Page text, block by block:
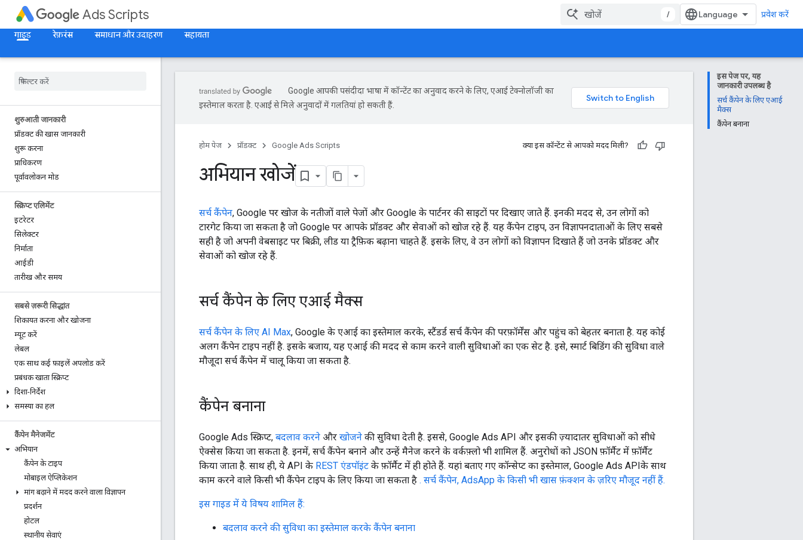
Ads Scripts / प्रवेश करें
गाइड रेफ़रंस समाधान और उदाहरण सहायता
शुरुआती जानकारी
प्रॉडक्ट की खास जानकारी
शुरू करना
प्राधिकरण
पूर्वावलोकन मोड
स्क्रिप्ट एलिमेंट
इटरेटर
सिलेक्टर
निर्माता
आईडी
तारीख और समय
सबसे ज़रूरी सिद्धांत
शिकायत करना और खोजना
म्यूट करें
लेबल
एक साथ कई फ़ाइलें अपलोड करें
प्रबंधक खाता स्क्रिप्ट
दिशा-निर्देश
समस्या का हल
कैंपेन मैनेजमेंट
अभियान
कैंपेन के टाइप
मोबाइल ऐप्लिकेशन
मांग बढ़ाने में मदद करने वाला विज्ञापन
प्रदर्शन
होटल
स्थानीय सेवाएं
इस पेज पर, यह
जानकारी उपलब्ध है
सर्च कैंपेन के लिए एआई
मैक्स
कैंपेन बनाना
Google आपकी पसंदीदा भाषा में कॉन्टेंट का अनुवाद करने के लिए, एआई टेक्नोलॉजी का
इस्तेमाल करता है. एआई से मिले अनुवादों में गलतियां हो सकती हैं.
होम पेज प्रॉडक्ट Google Ads Scripts क्या इस कॉन्टेंट से आपको मदद मिली?
अभियान खोजें
सर्च कैंपेन, Google पर खोज के नतीजों वाले पेजों और Google के पार्टनर की साइटों पर दिखाए जाते हैं. इनकी मदद से, उन लोगों को
टारगेट किया जा सकता है जो Google पर आपके प्रॉडक्ट और सेवाओं को खोज रहे हैं. यह कैंपेन टाइप, उन विज्ञापनदाताओं के लिए सबसे
सही है जो अपनी वेबसाइट पर बिक्री, लीड या ट्रैफ़िक बढ़ाना चाहते हैं. इसके लिए, वे उन लोगों को विज्ञापन दिखाते हैं जो उनके प्रॉडक्ट और
सेवाओं को खोज रहे हैं.
सर्च कैंपेन के लिए एआई मैक्स
सर्च कैंपेन के लिए AI Max, Google के एआई का इस्तेमाल करके, स्टैंडर्ड सर्च कैंपेन की परफ़ॉर्मेंस और पहुंच को बेहतर बनाता है. यह कोई
अलग कैंपेन टाइप नहीं है. इसके बजाय, यह एआई की मदद से काम करने वाली सुविधाओं का एक सेट है. इसे, स्मार्ट बिडिंग की सुविधा वाले
मौजूदा सर्च कैंपेन में चालू किया जा सकता है.
कैंपेन बनाना
Google Ads स्क्रिप्ट, बदलाव करने और खोजने की सुविधा देती है. इससे, Google Ads API और इसकी ज़्यादातर सुविधाओं को सीधे
ऐक्सेस किया जा सकता है. इनमें, सर्च कैंपेन बनाने और उन्हें मैनेज करने के वर्कफ़्लो भी शामिल हैं. अनुरोधों को JSON फ़ॉर्मैट में फ़ॉर्मैट
किया जाता है. साथ ही, ये API के REST एंडपॉइंट के फ़ॉर्मैट में ही होते हैं. यहां बताए गए कॉन्सेप्ट का इस्तेमाल, Google Ads APIके साथ
काम करने वाले किसी भी कैंपेन टाइप के लिए किया जा सकता है . सर्च कैंपेन, AdsApp के किसी भी खास फ़ंक्शन के ज़रिए मौजूद नहीं हैं.
इस गाइड में ये विषय शामिल हैं:
बदलाव करने की सुविधा का इस्तेमाल करके कैंपेन बनाना